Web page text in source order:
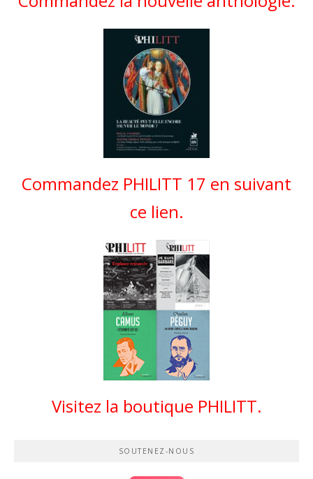
Commandez PHILITT 17 en suivant
ce lien.
Visitez la boutique PHILITT.
SOUTENEZ-NOUS